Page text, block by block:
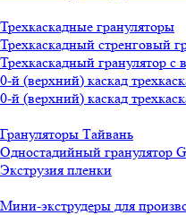
Трехкаскадные грануляторы
Трехкаскадный стренговый
Трехкаскадный гранулятор с
0-й (верхний) каскад
0-й (верхний) каскад
Грануляторы Тайвань
Одностадийный гранулятор
Экструзия пленки
Мини-экструдеры для